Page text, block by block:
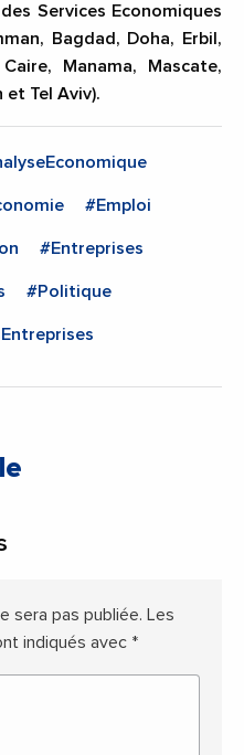
Services Economiques
Bagdad, Doha, Erbil,
Manama, Mascate,
et Tel Aviv).
#Emploi
#Entreprises
#Politique
sera pas publiée. Les
indiqués avec *